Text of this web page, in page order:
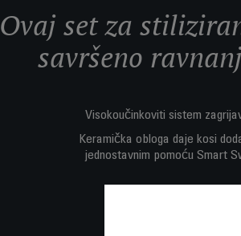
Ovaj set za
savršeno
Visokoučinkoviti sistem
Keramička obloga daje kosi
jednostavnim pomoću Smart